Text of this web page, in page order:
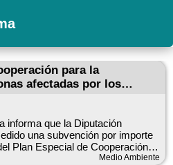
para la
afectadas por los
adversos acaecidos en
informa que la Diputación
una subvención por importe
Plan Especial de Cooperación
zonas afectadas por losMedio Ambiente